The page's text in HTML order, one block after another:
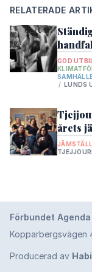
GLOBALA
1. Ingen
Ingen
3. God
4. God
5.
8.
tillväxt
9. Hållbar
RELATERADE
GOD
/ LUNDS
årets
Förbundet
Kopparbergsvägen
Producerad av